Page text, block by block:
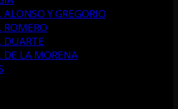
ALONSO Y GREGORIO
ROMERO
DUARTE
DE LA MORENA